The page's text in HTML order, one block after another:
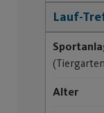
Lauf-
Alter